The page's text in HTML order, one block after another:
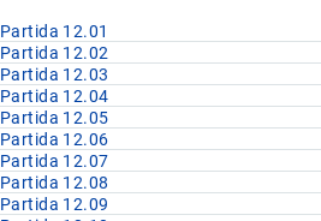
Partida 12.01
Partida 12.02
Partida 12.03
Partida 12.04
Partida 12.05
Partida 12.06
Partida 12.07
Partida 12.08
Partida 12.09